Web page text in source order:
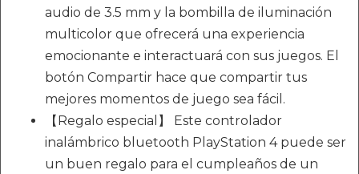
audio de 3.5 mm y la bombilla de iluminación
multicolor que ofrecerá una experiencia
emocionante e interactuará con sus juegos. El
botón Compartir hace que compartir tus
mejores momentos de juego sea fácil.
【Regalo especial】 Este controlador
inalámbrico bluetooth PlayStation 4 puede ser
un buen regalo para el cumpleaños de un